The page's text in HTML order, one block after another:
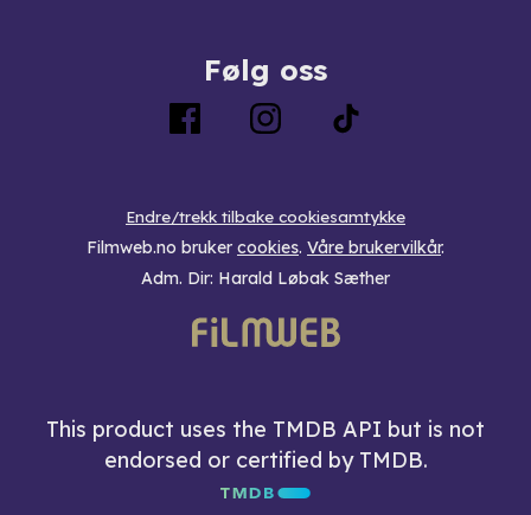
Følg oss
Endre/trekk tilbake cookiesamtykke
Filmweb.no bruker cookies. Våre brukervilkår.
Adm. Dir: Harald Løbak Sæther
This product uses the TMDB API but is not
endorsed or certified by TMDB.